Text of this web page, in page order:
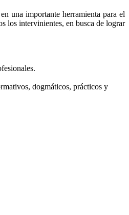
una importante herramienta para el
los intervinientes, en busca de lograr
dogmáticos, prácticos y